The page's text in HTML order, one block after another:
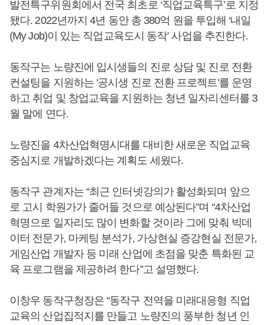
발전특구위원회에서 전국 최초로 ‘직업교육특구’로 지정
됐다. 2022년까지 4년 동안 총 380억 원을 투입해 ‘내일
(My Job)이 있는 직업교육도시 동작’ 사업을 추진한다.
동작구는 노량진에 입시생들의 진로 상담 및 진로 전환
컨설팅을 지원하는 '공시생 진로 전환 프로젝트'를 운영
하고 취업 및 창업교육을 지원하는 청년 일자리센터를 3
월 말에 연다.
노량진을 4차산업혁명시대를 대비한 새로운 직업교육
중심지로 개발하겠다는 계획도 세웠다.
동작구 관계자는 “최근 인터넷강의가 활성화되며 앞으
로 고시 학원가가 줄어들 것으로 예상된다”며 “4차산업
혁명으로 일자리도 많이 변화할 것이라 그에 맞춰 빅데
이터 전문가, 마케팅 분석가, 가상현실 증강현실 전문가,
게임산업 개발자 등 미래 산업에 초점을 맞춘 특화된 교
육 프로그램을 제공하려 한다”고 설명했다.
이창우 동작구청장은 “동작구 전역을 미래대응형 직업
교육의 산업집적지를 만들고 노량진의 풍부한 청년 인